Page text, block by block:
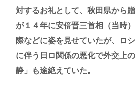
対するお礼として、秋田県から
が１４年に安倍晋三首相（当時
際などに姿を見せていたが、ロ
に伴う日ロ関係の悪化で外交上
静」も途絶えていた。